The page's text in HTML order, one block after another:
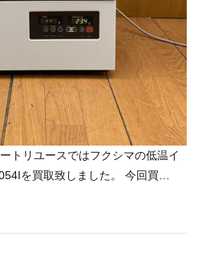
トリユースではフクシマの低温イ
を買取致しました。 今回買…